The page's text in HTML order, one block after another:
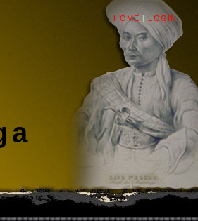
HOME | LOGIN